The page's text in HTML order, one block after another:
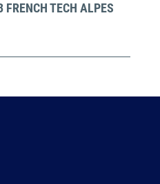
FRENCH TECH ALPES